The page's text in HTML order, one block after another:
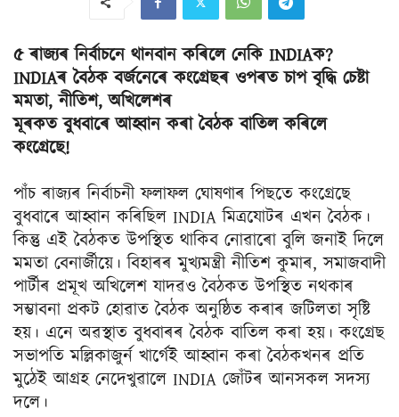
৫ ৰাজ্যৰ নিৰ্বাচনে থানবান কৰিলে নেকি INDIAক?
INDIAৰ বৈঠক বৰ্জনেৰে কংগ্ৰেছৰ ওপৰত চাপ বৃদ্ধি চেষ্টা
মমতা, নীতিশ, অখিলেশৰ
মূৰকত বুধবাৰে আহ্বান কৰা বৈঠক বাতিল কৰিলে
কংগ্ৰেছে!
পাঁচ ৰাজ্যৰ নিৰ্বাচনী ফলাফল ঘোষণাৰ পিছতে কংগ্ৰেছে
বুধবাৰে আহ্বান কৰিছিল INDIA মিত্ৰযোটৰ এখন বৈঠক।
কিন্তু এই বৈঠকত উপস্থিত থাকিব নোৱাৰো বুলি জনাই দিলে
মমতা বেনাৰ্জীয়ে। বিহাৰৰ মুখ্যমন্ত্ৰী নীতিশ কুমাৰ, সমাজবাদী
পাৰ্টীৰ প্ৰমূখ অখিলেশ যাদৱও বৈঠকত উপস্থিত নথকাৰ
সম্ভাবনা প্ৰকট হোৱাত বৈঠক অনুষ্ঠিত কৰাৰ জটিলতা সৃষ্টি
হয়। এনে অৱস্থাত বুধবাৰৰ বৈঠক বাতিল কৰা হয়। কংগ্ৰেছ
সভাপতি মল্লিকাজুৰ্ন খাৰ্গেই আহ্বান কৰা বৈঠকখনৰ প্ৰতি
মুঠেই আগ্ৰহ নেদেখুৱালে INDIA জোঁটৰ আনসকল সদস্য
দলে।